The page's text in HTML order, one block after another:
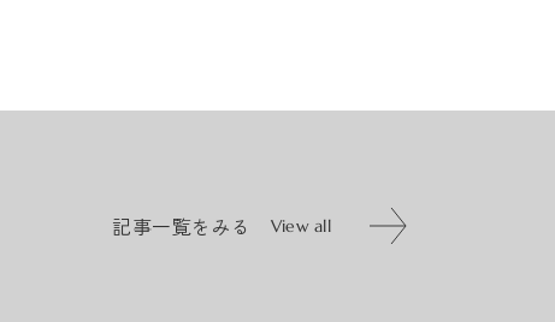
記事一覧をみる View all